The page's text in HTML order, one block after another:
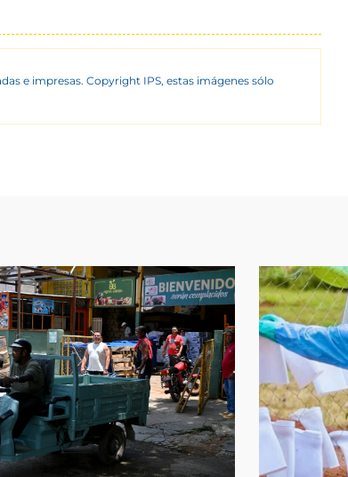
e impresas. Copyright IPS, estas imágenes sólo